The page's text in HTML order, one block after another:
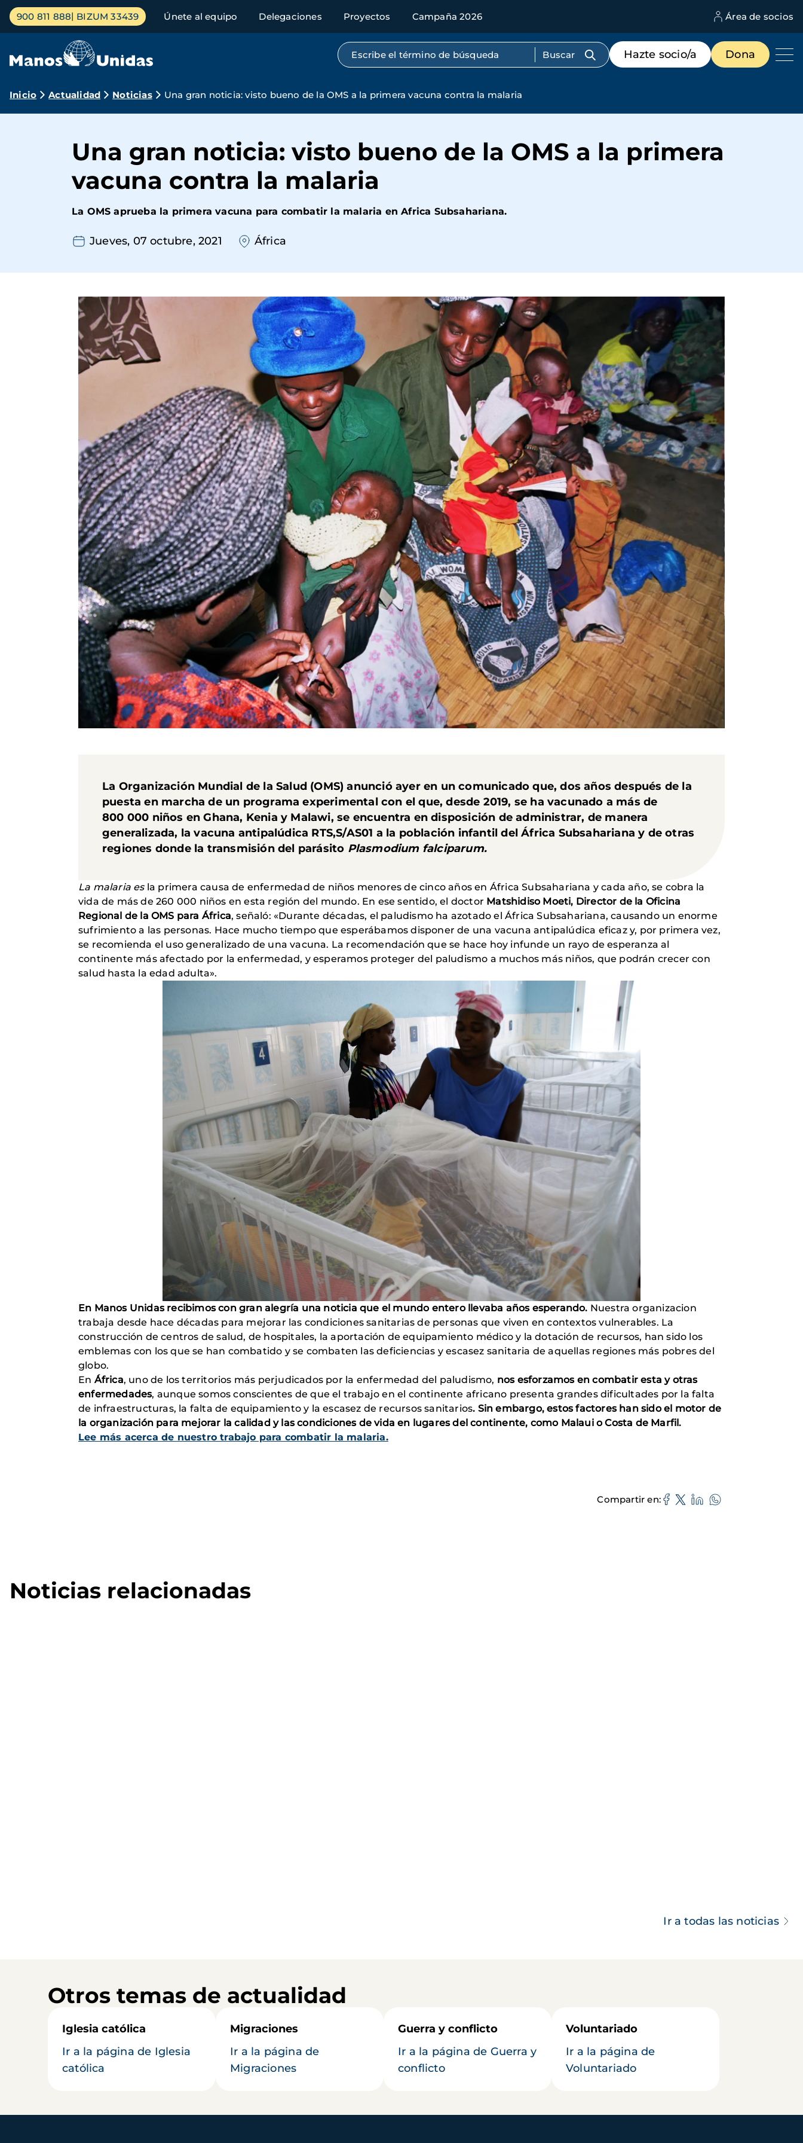
Pasar
contenido
Menú
principal
900 811 888 BIZUM 33439 Únete al equipo Delegaciones Proyectos Campaña 2026 Área de socios
Búsqueda por texto completo
Menú
de
destacados
Hazte socio/a Dona
Ruta
navegación
Inicio Actualidad Noticias Una gran noticia: visto bueno de la OMS a la primera vacuna contra la malaria
Una gran noticia: visto bueno de la OMS a la primera
vacuna contra la malaria
La OMS aprueba la primera vacuna para combatir la malaria en Africa Subsahariana.
Jueves, 07 octubre, 2021 África
La Organización Mundial de la Salud (OMS) anunció ayer en un comunicado que, dos años después de la
puesta en marcha de un programa experimental con el que, desde 2019, se ha vacunado a más de
800 000 niños en Ghana, Kenia y Malawi, se encuentra en disposición de administrar, de manera
generalizada, la vacuna antipalúdica RTS,S/AS01 a la población infantil del África Subsahariana y de otras
regiones donde la transmisión del parásito Plasmodium falciparum.
La malaria es la primera causa de enfermedad de niños menores de cinco años en África Subsahariana y cada año, se cobra la
vida de más de 260 000 niños en esta región del mundo. En ese sentido, el doctor Matshidiso Moeti, Director de la Oficina
Regional de la OMS para África, señaló: «Durante décadas, el paludismo ha azotado el África Subsahariana, causando un enorme
sufrimiento a las personas. Hace mucho tiempo que esperábamos disponer de una vacuna antipalúdica eficaz y, por primera vez,
se recomienda el uso generalizado de una vacuna. La recomendación que se hace hoy infunde un rayo de esperanza al
continente más afectado por la enfermedad, y esperamos proteger del paludismo a muchos más niños, que podrán crecer con
salud hasta la edad adulta».
En Manos Unidas recibimos con gran alegría una noticia que el mundo entero llevaba años esperando. Nuestra organizacion
trabaja desde hace décadas para mejorar las condiciones sanitarias de personas que viven en contextos vulnerables. La
construcción de centros de salud, de hospitales, la aportación de equipamiento médico y la dotación de recursos, han sido los
emblemas con los que se han combatido y se combaten las deficiencias y escasez sanitaria de aquellas regiones más pobres del
globo.
En África, uno de los territorios más perjudicados por la enfermedad del paludismo, nos esforzamos en combatir esta y otras
enfermedades, aunque somos conscientes de que el trabajo en el continente africano presenta grandes dificultades por la falta
de infraestructuras, la falta de equipamiento y la escasez de recursos sanitarios. Sin embargo, estos factores han sido el motor de
la organización para mejorar la calidad y las condiciones de vida en lugares del continente, como Malaui o Costa de Marfil.
Lee más acerca de nuestro trabajo para combatir la malaria.
Compartir en
Noticias relacionadas
Ir a todas las noticias
Otros temas de actualidad
Iglesia católica
Ir a la página de Iglesia
católica
Migraciones
Ir a la página de
Migraciones
Guerra y conflicto
Ir a la página de Guerra y
conflicto
Voluntariado
Ir a la página de
Voluntariado